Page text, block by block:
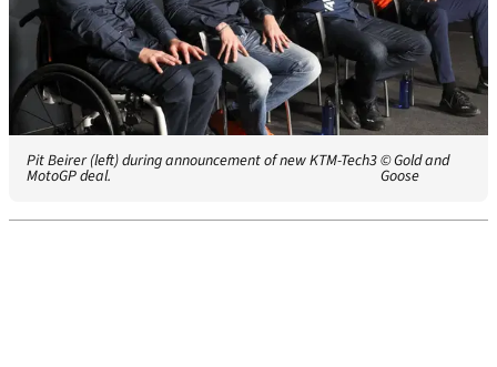
Pit Beirer (left) during announcement of new KTM-Tech3
MotoGP deal.
© Gold and
Goose